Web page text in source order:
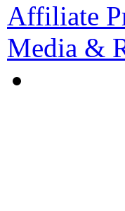
Affiliate
Media &